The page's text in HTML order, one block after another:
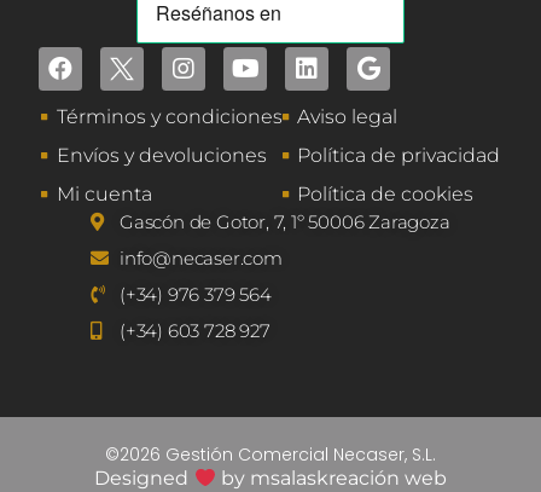
Gascón de Gotor, 7, 1º 50006 Zaragoza
info@necaser.com
(+34) 976 379 564
(+34) 603 728 927
Aviso legal
Política de privacidad
Política de cookies
Términos y condiciones
Envíos y devoluciones
Mi cuenta
©2026 Gestión Comercial Necaser, S.L.
Designed by msalaskreación web